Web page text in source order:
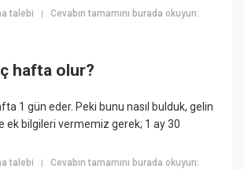
talebi |Cevabın tamamını burada okuyun:
hafta olur?
1 gün eder. Peki bunu nasıl bulduk, gelin
ek bilgileri vermemiz gerek; 1 ay 30
talebi |Cevabın tamamını burada okuyun: